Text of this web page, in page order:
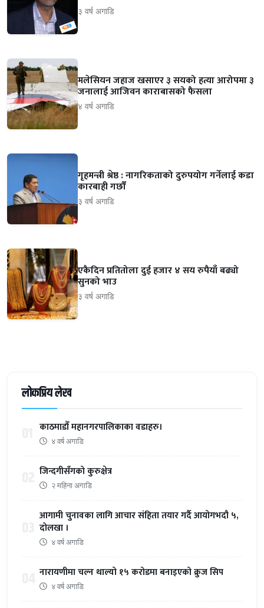
३ वर्ष अगाडि
मलेसियन जहाज खसाएर ३ सयको हत्या आरोपमा ३
जनालाई आजिवन काराबासको फैसला
४ वर्ष अगाडि
गृहमन्त्री श्रेष्ठ : नागरिकताको दुरुपयोग गर्नेलाई कडा
कारबाही गर्छौं
३ वर्ष अगाडि
एकैदिन प्रतितोला दुई हजार ४ सय रुपैयाँ बढ्यो
सुनको भाउ
३ वर्ष अगाडि
लोकप्रिय लेख
काठमाडौँ महानगरपालिकाका वडाहरु।
४ वर्ष अगाडि
जिन्दगीसँगको कुरुक्षेत्र
२ महिना अगाडि
आगामी चुनावका लागि आचार संहिता तयार गर्दै आयोगभदौ ५,
दोलखा ।
४ वर्ष अगाडि
नारायणीमा चल्न थाल्यो १५ करोडमा बनाइएको क्रुज सिप
४ वर्ष अगाडि